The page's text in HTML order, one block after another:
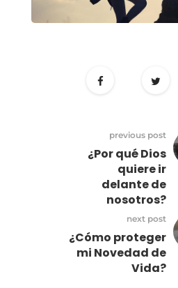
previous post
¿Por qué Dios
quiere ir
delante de
nosotros?
next post
¿Cómo proteger
mi Novedad de
Vida?